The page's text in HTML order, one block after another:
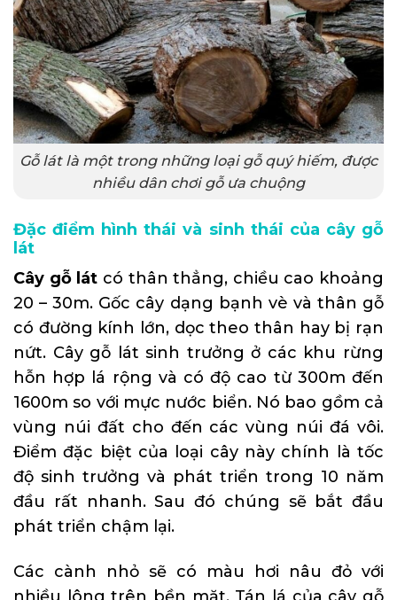
Gỗ lát là một trong những loại gỗ quý hiếm, được
nhiều dân chơi gỗ ưa chuộng
Đặc điểm hình thái và sinh thái của cây gỗ
lát
Cây gỗ lát có thân thẳng, chiều cao khoảng
20 – 30m. Gốc cây dạng bạnh vè và thân gỗ
có đường kính lớn, dọc theo thân hay bị rạn
nứt. Cây gỗ lát sinh trưởng ở các khu rừng
hỗn hợp lá rộng và có độ cao từ 300m đến
1600m so với mực nước biển. Nó bao gồm cả
vùng núi đất cho đến các vùng núi đá vôi.
Điểm đặc biệt của loại cây này chính là tốc
độ sinh trưởng và phát triển trong 10 năm
đầu rất nhanh. Sau đó chúng sẽ bắt đầu
phát triển chậm lại.
Các cành nhỏ sẽ có màu hơi nâu đỏ với